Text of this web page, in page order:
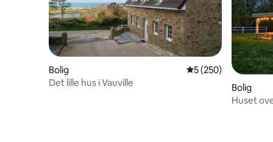
Bolig 5 ud af 5 i
5 (250)
Det lille hus i Vauville
Bolig
Huset